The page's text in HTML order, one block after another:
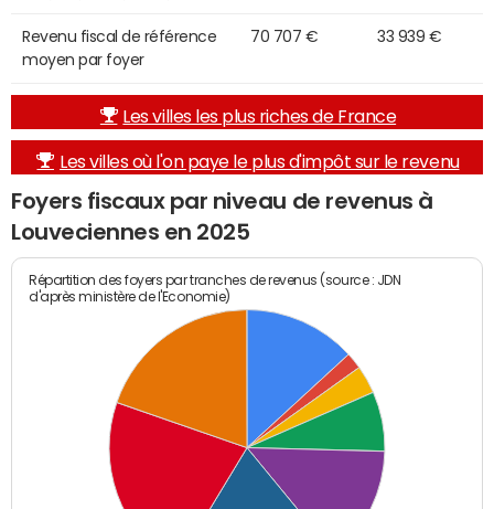
Revenu fiscal de référence
moyen par foyer
70 707 € 33 939 €
Les villes les plus riches de France
Les villes où l'on paye le plus d'impôt sur le revenu
Foyers fiscaux par niveau de revenus à
Louveciennes en 2025
Répartition des foyers par tranches de revenus (source : JDN
d'après ministère de l'Economie)